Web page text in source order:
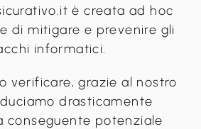
è creata ad hoc
di mitigare e prevenire gli
informatici.
verificare, grazie al nostro
drasticamente
conseguente potenziale